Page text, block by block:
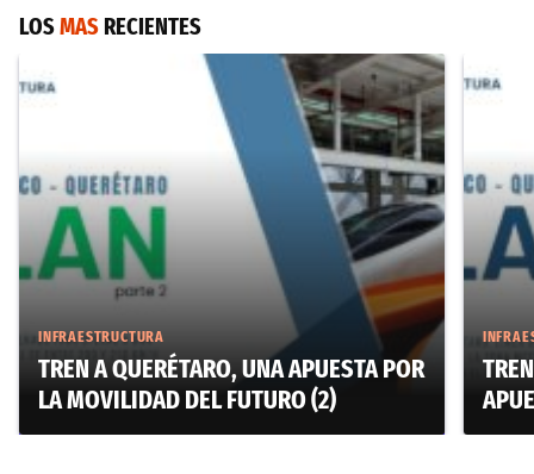
LOSMAS RECIENTES
INFRAESTRUCTURA
TREN A QUERÉTARO, UNA APUESTA POR
LA MOVILIDAD DEL FUTURO (2)